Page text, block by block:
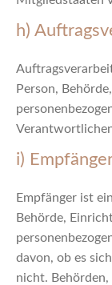
h)
Person,
i)
Empfänger ist
Behörde,
davon, ob es
nicht. Behörden,